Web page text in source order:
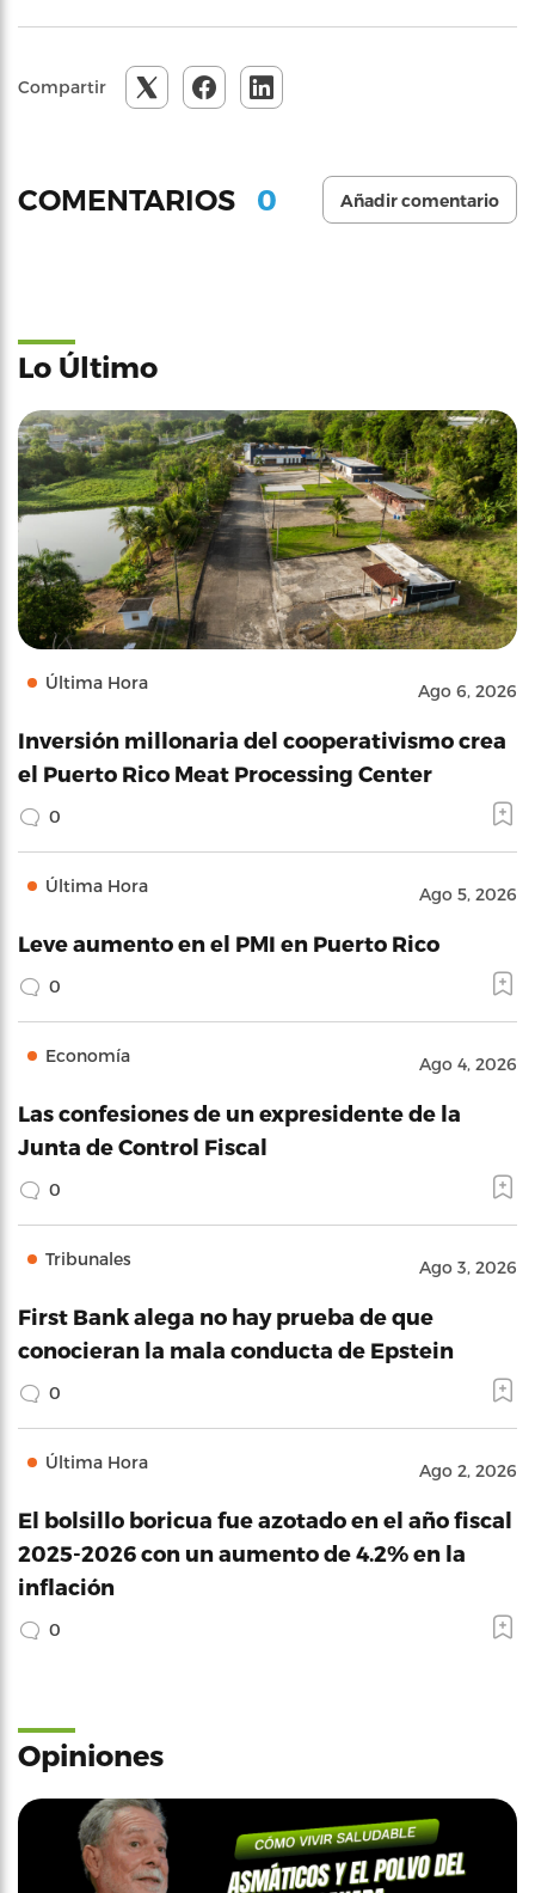
Compartir
COMENTARIOS 0 Añadir comentario
Lo Último
Última Hora Ago 6, 2026
Inversión millonaria del cooperativismo crea
el Puerto Rico Meat Processing Center
0
Última Hora Ago 5, 2026
Leve aumento en el PMI en Puerto Rico
0
Economía Ago 4, 2026
Las confesiones de un expresidente de la
Junta de Control Fiscal
0
Tribunales Ago 3, 2026
First Bank alega no hay prueba de que
conocieran la mala conducta de Epstein
0
Última Hora Ago 2, 2026
El bolsillo boricua fue azotado en el año fiscal
2025-2026 con un aumento de 4.2% en la
inflación
0
Opiniones